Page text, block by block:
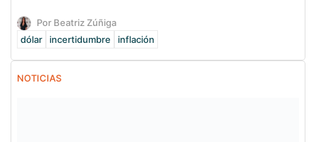
Por Beatriz Zúñiga
dólar
incertidumbre inflación
NOTICIAS